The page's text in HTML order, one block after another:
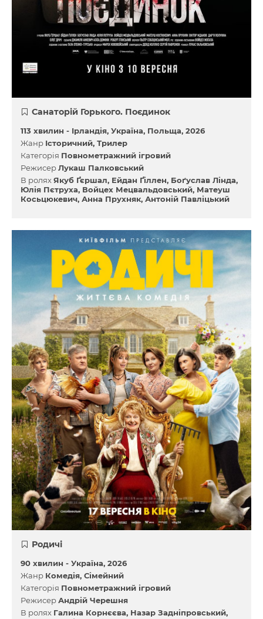
Санаторій Горького. Поєдинок
113 хвилин - Ірландія Україна Польща 2026
Жанр Історичний Трилер
Категорія Повнометражний ігровий
РежисерЛукаш Палковський
В роляхЯкуб Ґєршал Ейдан Ґіллен Боґуслав Лінда
Юлія Пєтруха Войцех Мецвальдовський Матеуш
Косьцюкевич Анна Прухняк Антоній Павліцький
Родичі
90 хвилин - Україна 2026
Жанр Комедія Сімейний
Категорія Повнометражний ігровий
РежисерАндрій Черешня
В ролях Галина Корнєєва Назар Задніпровський